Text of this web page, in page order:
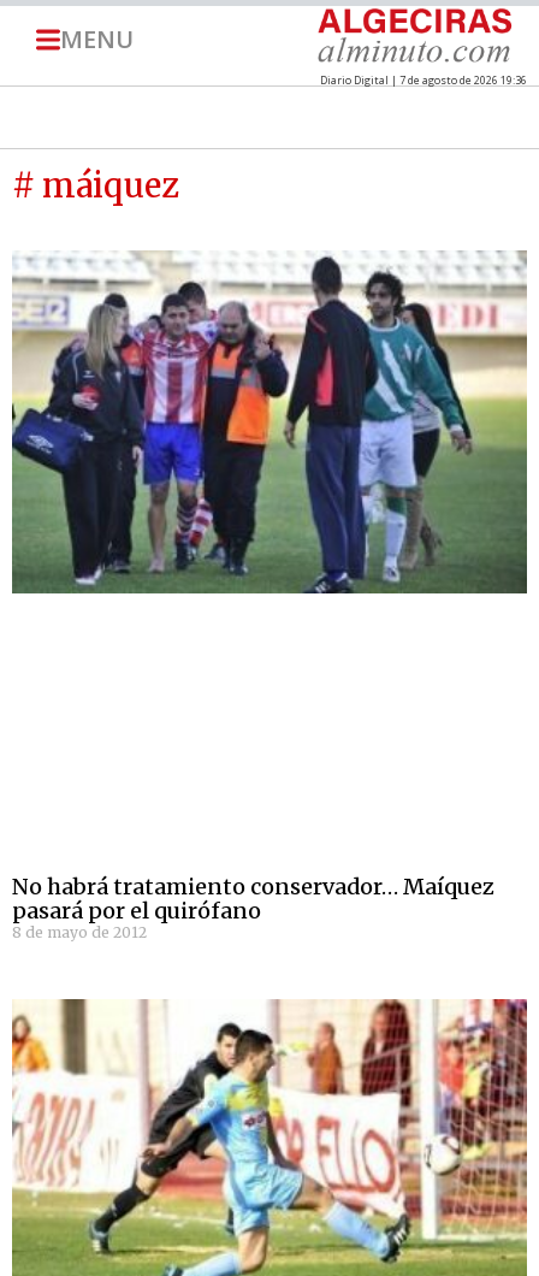
MENU
Diario Digital | 7 de agosto de 2026 19:36
# máiquez
No habrá tratamiento conservador… Maíquez
pasará por el quirófano
8 de mayo de 2012